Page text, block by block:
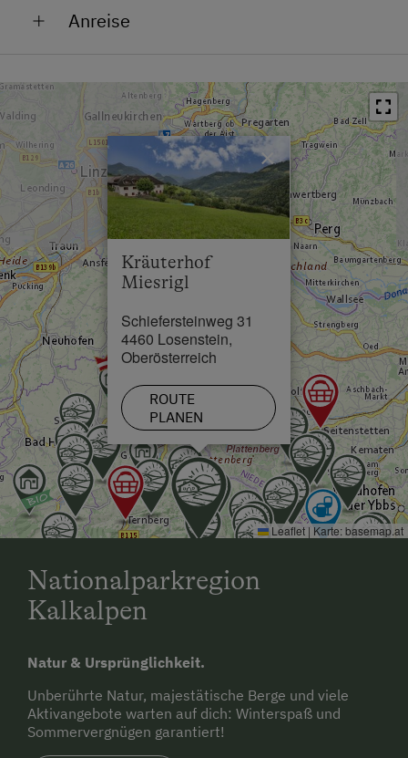
Bushaltestelle in 3.9 km
Restaurant in 4 km
Schwimmbad in 5 km
Anreise
Losenstein, durch den Tunnel durch und gerade aus
bis zum Friedhof.
Von der Bundesstraße weg links abzweigen,
Güterweg Schieferstein zwischen Friedhofsmauer
und Billa Supermarkt.
Dann ca. 200 m bis zur Gabelung und dann rechts,
laut Wegweiser.
Von da noch ca 3,5 km - wir sind der letzte Hof.
Gute Fahrt!
Kräuterhof
Miesrigl
Schiefersteinweg 31
4460 Losenstein,
Oberösterreich
ROUTE
PLANEN
×
Leaflet |Karte:basemap.at
Nationalparkregion
Kalkalpen
Natur & Ursprünglichkeit.
Unberührte Natur, majestätische Berge und viele
Aktivangebote warten auf dich: Winterspaß und
Sommervergnügen garantiert!